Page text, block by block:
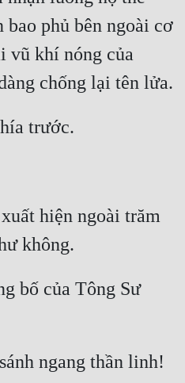
phủ bên ngoài cơ
vũ khí nóng của
hiện ngoài trăm
bố của Tông Sư